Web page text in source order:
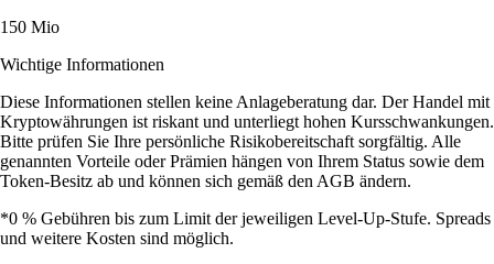
150 Mio
Wichtige Informationen
Diese Informationen stellen keine Anlageberatung dar. Der Handel mit
Kryptowährungen ist riskant und unterliegt hohen Kursschwankungen.
Bitte prüfen Sie Ihre persönliche Risikobereitschaft sorgfältig. Alle
genannten Vorteile oder Prämien hängen von Ihrem Status sowie dem
Token-Besitz ab und können sich gemäß den AGB ändern.
*0 % Gebühren bis zum Limit der jeweiligen Level-Up-Stufe. Spreads
und weitere Kosten sind möglich.